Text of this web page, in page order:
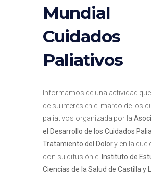
Mundial
Cuidados
Paliativos
Informamos de una actividad
de su interés en el marco de los
paliativos organizada por la
el Desarrollo de los Cuidados
Tratamiento del Dolory en la que
con su difusión el Instituto de
Ciencias de la Salud de Castilla y